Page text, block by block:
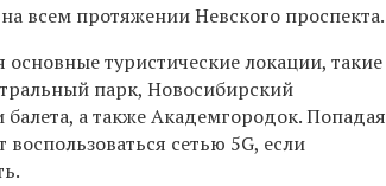
всем протяжении Невского проспекта.
туристические локации, такие
парк, Новосибирский
а также Академгородок. Попадая
сетью 5G, если